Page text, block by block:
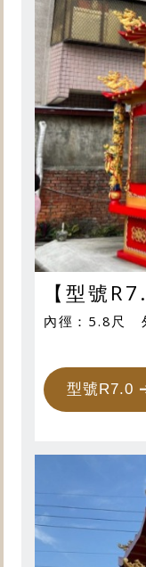
【型號
內徑：5.8尺
型號R7.0